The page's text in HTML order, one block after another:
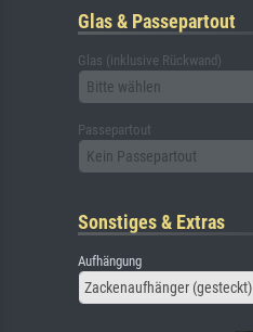
Glas & Passepartout
Glas (inklusive Rückwand)
Bitte wählen
Passepartout
Kein Passepartout
Sonstiges & Extras
Aufhängung
Zackenaufhänger (gesteckt)